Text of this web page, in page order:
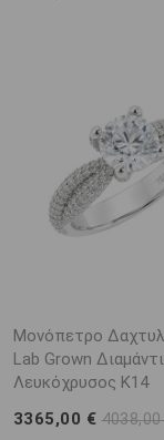
Μονόπετρο
Lab Grown
Λευκόχρυσος K14
3365,00 € 4038,00